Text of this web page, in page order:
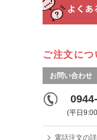
ご注文につ
お問い合わせ
(平日
電話注文の